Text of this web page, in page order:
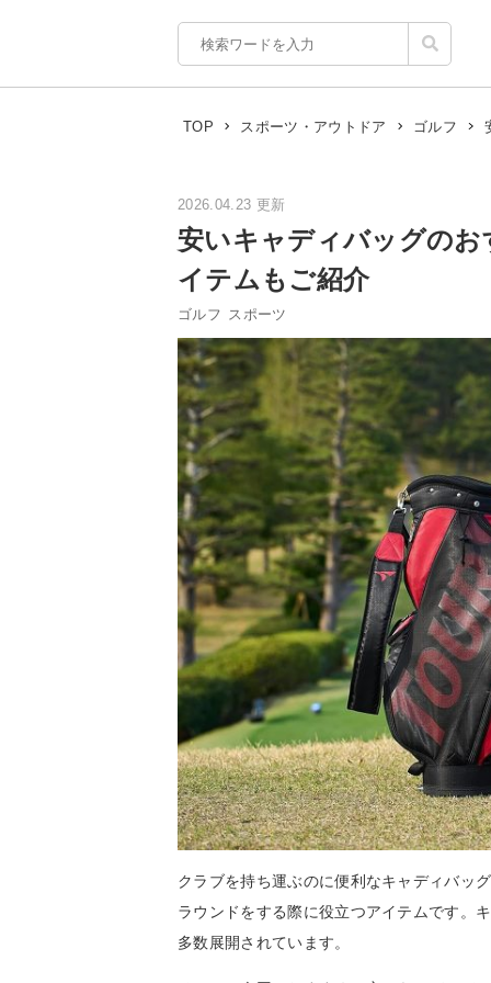
TOP スポーツ・アウトドア ゴルフ
2026.04.23 更新
安いキャディバッグの
イテムもご紹介
ゴルフ スポーツ
クラブを持ち運ぶのに便利なキャディバッ
ラウンドをする際に役立つアイテムです。
多数展開されています。